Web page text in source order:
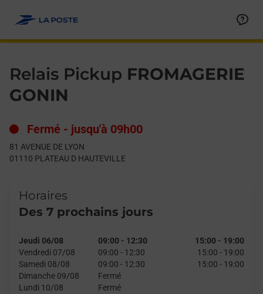
Relais Pickup FROMAGERIE
GONIN
Fermé - jusqu'à 09h00
81 AVENUE DE LYON
01110 PLATEAU D HAUTEVILLE
Horaires
Des 7 prochains jours
Jeudi 06/08 09:00 - 12:30 15:00 - 19:00
Vendredi 07/08
09:00 - 12:30 15:00 - 19:00
Samedi 08/08
09:00 - 12:30 15:00 - 19:00
Dimanche 09/08
Fermé
Lundi 10/08
Fermé